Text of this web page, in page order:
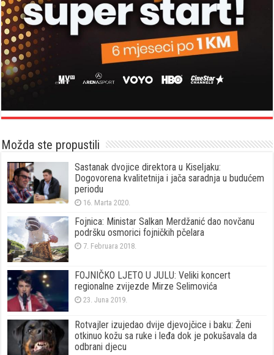
Možda ste propustili
Sastanak dvojice direktora u Kiseljaku:
Dogovorena kvalitetnija i jača saradnja u budućem
periodu
16. Marta 2020.
Fojnica: Ministar Salkan Merdžanić dao novčanu
podršku osmorici fojničkih pčelara
7. Februara 2018.
FOJNIČKO LJETO U JULU: Veliki koncert
regionalne zvijezde Mirze Selimovića
23. Juna 2019.
Rotvajler izujedao dvije djevojčice i baku: Ženi
otkinuo kožu sa ruke i leđa dok je pokušavala da
odbrani djecu